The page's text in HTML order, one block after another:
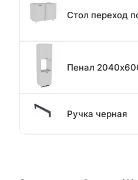
Стол переход
Пенал
Ручка черная